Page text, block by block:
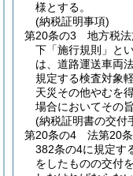
様とする。
(納税証明事項)
第20条の3
地方税法
下「施行規則」と
は、道路運送車両
規定する検査対象
天災その他やむを
場合においてその旨
(納税証明書の交付
第20条の4
法第20
382条の4に規定す
をしたものの交付